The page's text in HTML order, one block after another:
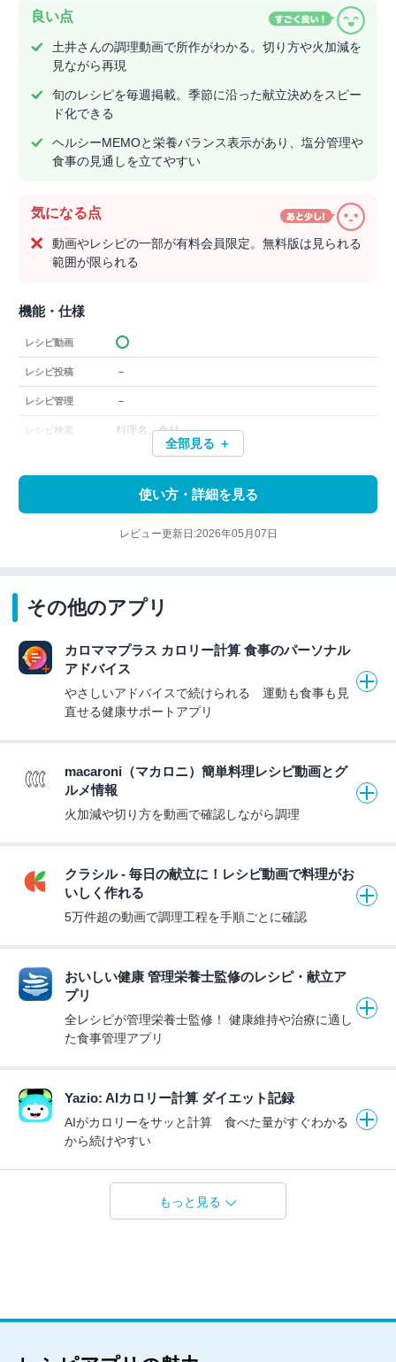
良い点
土井さんの調理動画で所作がわかる。切り方や火加減を
見ながら再現
旬のレシピを毎週掲載。季節に沿った献立決めをスピー
ド化できる
ヘルシーMEMOと栄養バランス表示があり、塩分管理や
食事の見通しを立てやすい
気になる点
動画やレシピの一部が有料会員限定。無料版は見られる
範囲が限られる
機能・仕様
レシピ動画
レシピ投稿 －
レシピ管理 －
レシピ検索 料理名、食材
全部見る ＋
使い方・詳細を見る
レビュー更新日:2026年05月07日
その他のアプリ
カロママプラス カロリー計算 食事のパーソナル
アドバイス
やさしいアドバイスで続けられる 運動も食事も見
直せる健康サポートアプリ
macaroni（マカロニ）簡単料理レシピ動画とグ
ルメ情報
火加減や切り方を動画で確認しながら調理
クラシル - 毎日の献立に！レシピ動画で料理がお
いしく作れる
5万件超の動画で調理工程を手順ごとに確認
おいしい健康 管理栄養士監修のレシピ・献立ア
プリ
全レシピが管理栄養士監修！ 健康維持や治療に適し
た食事管理アプリ
Yazio: AIカロリー計算 ダイエット記録
AIがカロリーをサッと計算 食べた量がすぐわかる
から続けやすい
もっと見る